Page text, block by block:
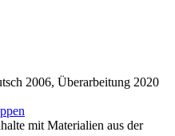
2006, Überarbeitung 2020
mit Materialien aus der